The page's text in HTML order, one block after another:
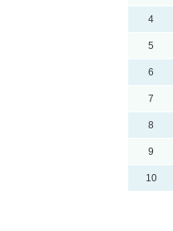
4
5
6
7
8
9
10